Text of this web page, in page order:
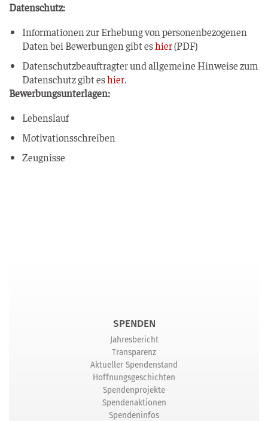
Daten­schutz:
Infor­ma­tio­nen zur Erhe­bung von per­so­nen­be­zo­ge­nen
Daten bei Bewer­bun­gen gibt eshier(PDF)
Daten­schutz­be­auf­trag­ter und all­ge­mei­ne Hin­wei­se zum
Daten­schutz gibt eshier.
Bewer­bungs­un­ter­la­gen:
Lebens­lauf
Moti­va­ti­ons­schrei­ben
Zeug­nis­se
SPENDEN
Jahresbericht
Transparenz
Aktueller Spendenstand
Hoffnungsgeschichten
Spendenprojekte
Spendenaktionen
Spendeninfos